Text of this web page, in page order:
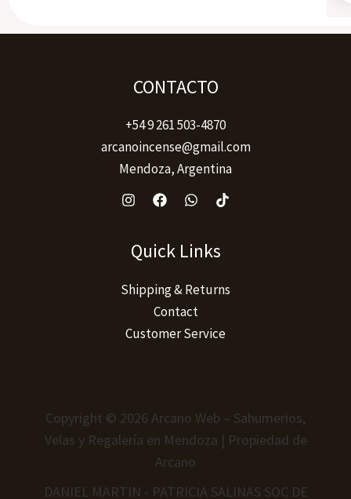
CONTACTO
+54 9 261 503-4870
arcanoincense@gmail.com
Mendoza, Argentina
Quick Links
Shipping & Returns
Contact
Customer Service
Copyright © 2026 Arcano Web – Sahumerios,
Velas y Regalería en Mendoza | Propiedad de
Arcano
DANIEL MARTIN - PATRICIA SALINAS SOC DE